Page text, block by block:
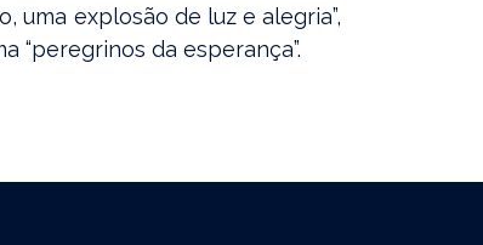
uma explosão de luz e alegria”,
“peregrinos da esperança”.